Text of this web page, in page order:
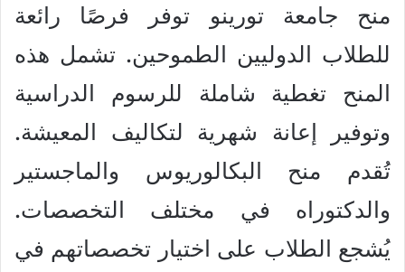
منح جامعة تورينو توفر فرصًا رائعة
للطلاب الدوليين الطموحين. تشمل هذه
المنح تغطية شاملة للرسوم الدراسية
وتوفير إعانة شهرية لتكاليف المعيشة.
تُقدم منح البكالوريوس والماجستير
والدكتوراه في مختلف التخصصات.
يُشجع الطلاب على اختيار تخصصاتهم في